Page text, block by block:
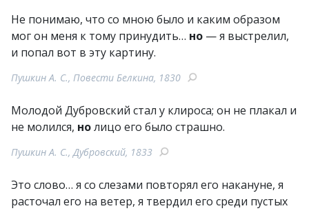
Не понимаю, что со мною было и каким образом
мог он меня к тому принудить… но — я выстрелил,
и попал вот в эту картину.
Пушкин А. С., Повести Белкина, 1830
Молодой Дубровский стал у клироса; он не плакал и
не молился, нолицо его было страшно.
Пушкин А. С., Дубровский, 1833
Это слово… я со слезами повторял его накануне, я
расточал его на ветер, я твердил его среди пустых